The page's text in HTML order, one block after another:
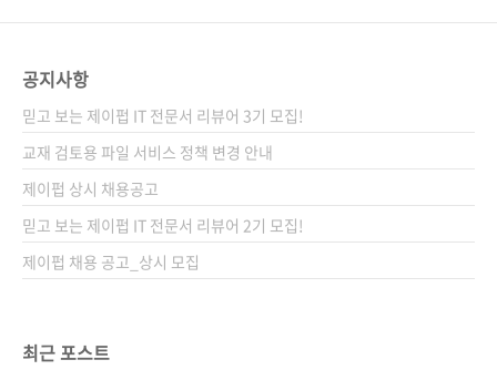
꽤나 복잡한 알고리즘과 데이터 처리 기술이 필
한 권의 책이 이 어두운 미로 속에서 여러분을 이
끌어줄 테니까요! 《파이썬과 JAX로 추천 시스
템 구축하기》는 추천 시스템을 직접 만들어보
고 싶은 사람들을 위한 실용적인 안내서입니다.
실무에서 자주 쓰이는 도구들(파이썬,..
공지사항
믿고 보는 제이펍 IT 전문서 리뷰어 3기 모집!
교재 검토용 파일 서비스 정책 변경 안내
제이펍 상시 채용공고
믿고 보는 제이펍 IT 전문서 리뷰어 2기 모집!
제이펍 채용 공고_상시 모집
최근 포스트